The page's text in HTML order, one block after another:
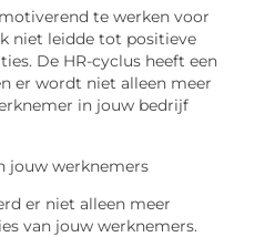
te werken voor
niet leidde tot positieve
De HR-cyclus heeft een
er wordt niet alleen meer
in jouw bedrijf
jouw werknemers
er niet alleen meer
van jouw werknemers.